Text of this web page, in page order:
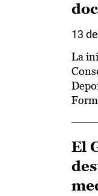
13
La
El